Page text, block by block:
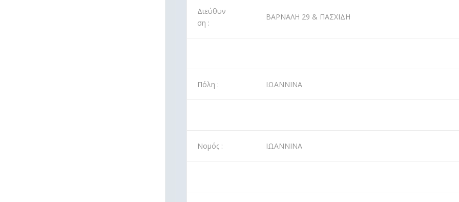
Διεύθυν
ση :
ΒΑΡΝΑΛΗ 29 & ΠΑΣΧΙΔΗ
Πόλη : ΙΩΑΝΝΙΝΑ
Νομός : ΙΩΑΝΝΙΝΑ